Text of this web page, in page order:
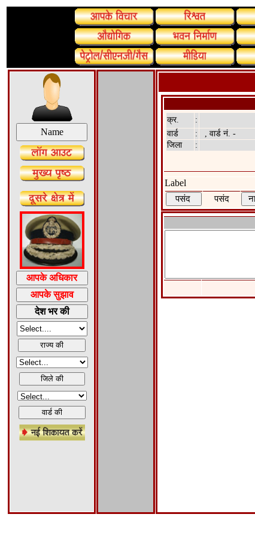
क्र. :
वार्ड
:
, वार्ड नं. -
जिला
:
Label
पसंद